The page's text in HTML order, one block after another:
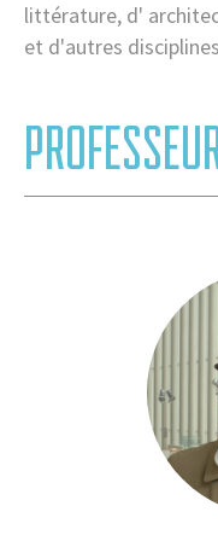
littérature, d'
et d'autres